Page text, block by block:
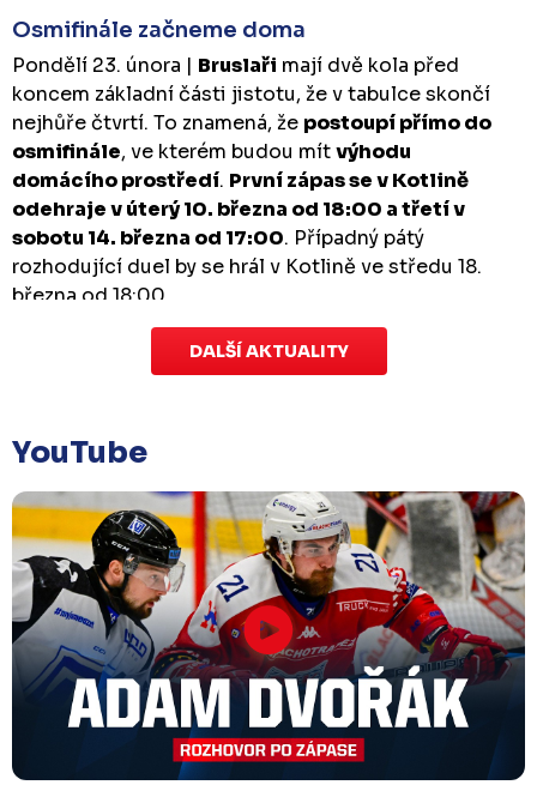
Osmifinále začneme doma
Pondělí 23. února | Bruslaři mají dvě kola před
koncem základní části jistotu, že v tabulce skončí
nejhůře čtvrtí. To znamená, že postoupí přímo do
osmifinále, ve kterém budou mítvýhodu
domácího prostředí. První zápas se v Kotlině
odehraje v úterý 10. března od 18:00 a třetí v
sobotu 14. března od 17:00. Případný pátý
rozhodující duel by se hrál v Kotlině ve středu 18.
března od 18:00.
Zápas dorostu je odložen
které se mělo odehrát v pátek 30. ledna ve 14:15,
odloženo!Odehraje se v náhradním termínu, o
kterém se bude jednat.
Náhradní termín 32. kola
Úterý 27. ledna |Utkání 32. kola v Písku, které se
mělo původně odehrát 31. ledna, bylo z důvodu
marodky Králůodloženo. Kluby se domluvily na
náhradním termínu, Bruslaři se s Pískem utkají
venkuv pondělí 16. února od 18:00.
DALŠÍ AKTUALITY
YouTube